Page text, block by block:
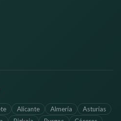
Alicante Almería
Asturias